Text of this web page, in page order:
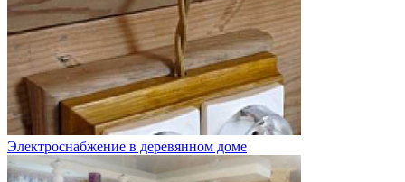
Электроснабжение в деревянном доме